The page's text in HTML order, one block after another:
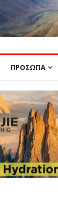
ΠΡΟΣΩΠΑ